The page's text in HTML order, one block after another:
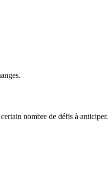
nombre de défis à anticiper.